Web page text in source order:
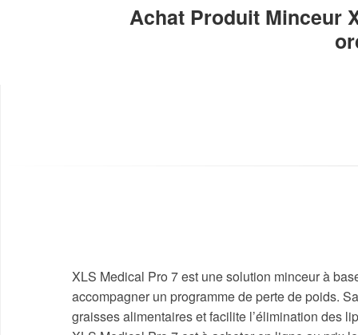
Achat Produit Minceur
XLS Medical Pro 7 est une solution minceur à
accompagner un programme de perte de poids.
graisses alimentaires et facilite l’élimination des